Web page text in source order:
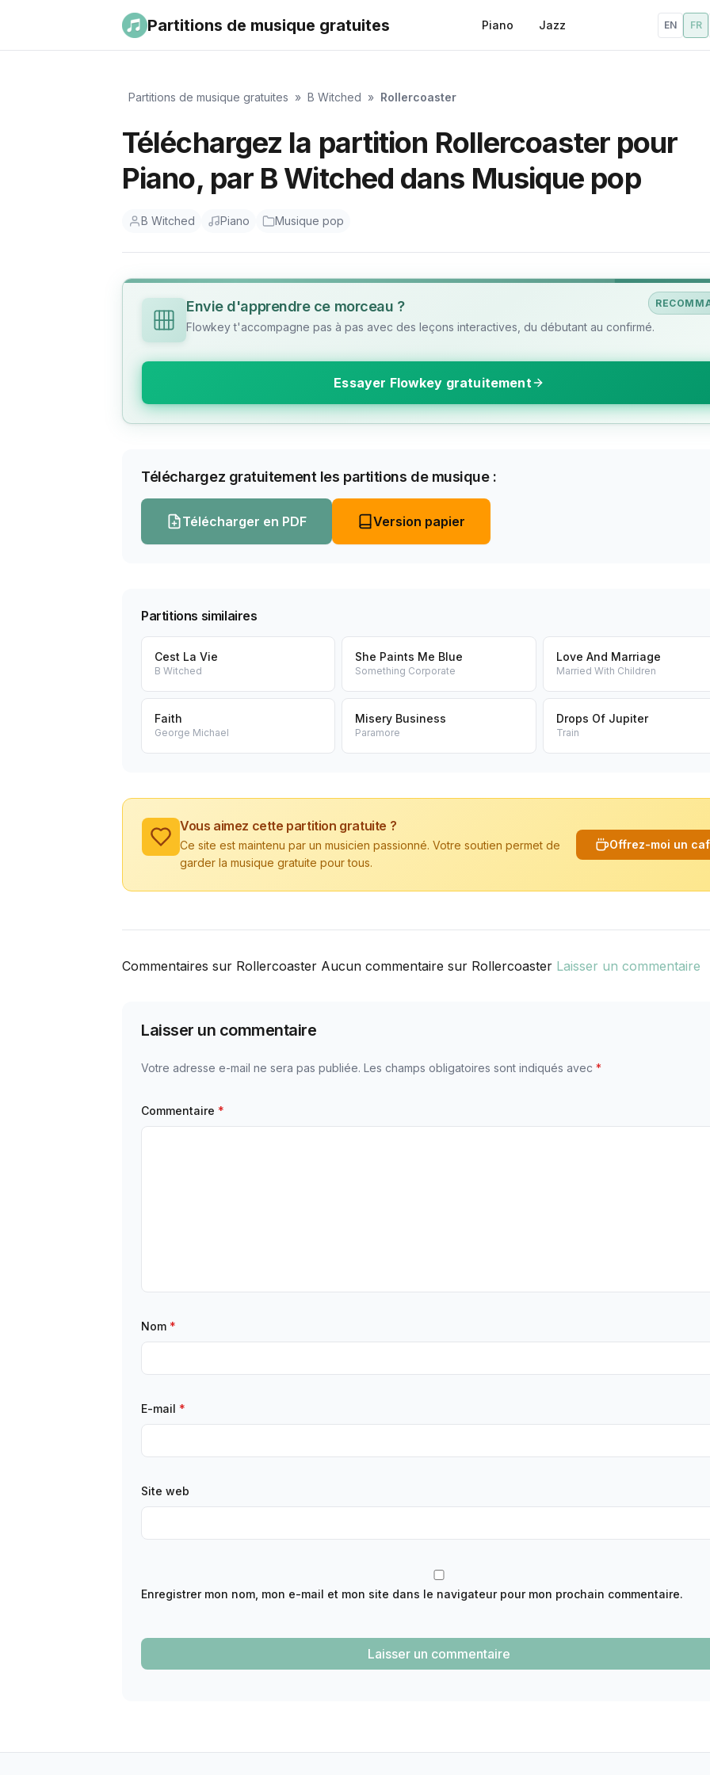
Partitions de musique gratuites Piano Jazz EN FR
Partitions de musique gratuites » B Witched » Rollercoaster
Téléchargez la partition Rollercoaster pour
Piano, par B Witched dans Musique pop
B Witched Piano Musique pop
Envie d'apprendre ce morceau ?
Flowkey t'accompagne pas à pas avec des leçons interactives, du débutant au confirmé.
Essayer Flowkey gratuitement
Téléchargez gratuitement les partitions de musique :
Télécharger en PDF Version papier
Partitions similaires
Cest La Vie
B Witched
She Paints Me Blue
Something Corporate
Love And Marriage
Married With Children
Faith
George Michael
Misery Business
Paramore
Drops Of Jupiter
Train
Vous aimez cette partition gratuite ?
Ce site est maintenu par un musicien passionné. Votre soutien permet de
garder la musique gratuite pour tous.
Offrez-moi un
Commentaires sur Rollercoaster Aucun commentaire sur Rollercoaster Laisser un commentaire
Laisser un commentaire
Votre adresse e-mail ne sera pas publiée. Les champs obligatoires sont indiqués avec *
Commentaire *
Nom *
E-mail *
Site web
Enregistrer mon nom, mon e-mail et mon site dans le navigateur pour mon prochain commentaire.